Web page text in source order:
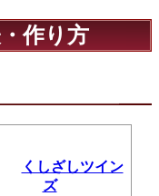
作り方
くしざしツイン
ズ